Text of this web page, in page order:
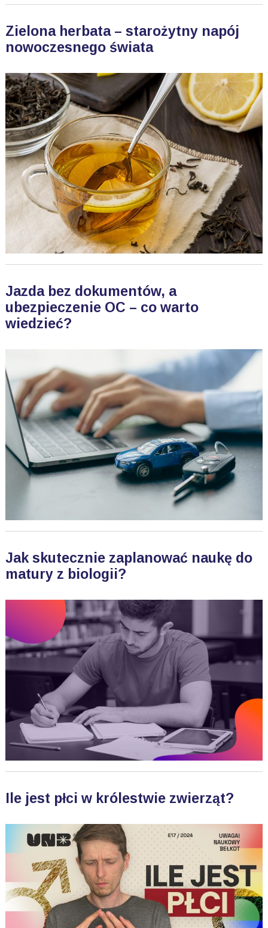
Zielona herbata – starożytny napój
nowoczesnego świata
Jazda bez dokumentów, a
ubezpieczenie OC – co warto
wiedzieć?
Jak skutecznie zaplanować naukę do
matury z biologii?
Ile jest płci w królestwie zwierząt?